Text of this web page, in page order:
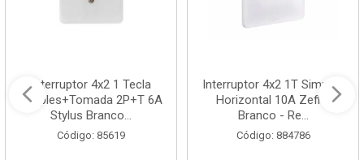
Interruptor 4x2 1 Tecla
Simples+Tomada 2P+T 6A
Stylus Branco...
Código: 85619
Interruptor 4x2 1T Simples
Horizontal 10A Zeffia
Branco - Re...
Código: 884786